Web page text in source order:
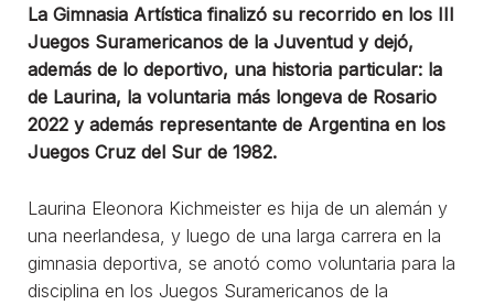
La Gimnasia Artística finalizó su recorrido en los III
Juegos Suramericanos de la Juventud y dejó,
además de lo deportivo, una historia particular: la
de Laurina, la voluntaria más longeva de Rosario
2022 y además representante de Argentina en los
Juegos Cruz del Sur de 1982.
Laurina Eleonora Kichmeister es hija de un alemán y
una neerlandesa, y luego de una larga carrera en la
gimnasia deportiva, se anotó como voluntaria para la
disciplina en los Juegos Suramericanos de la